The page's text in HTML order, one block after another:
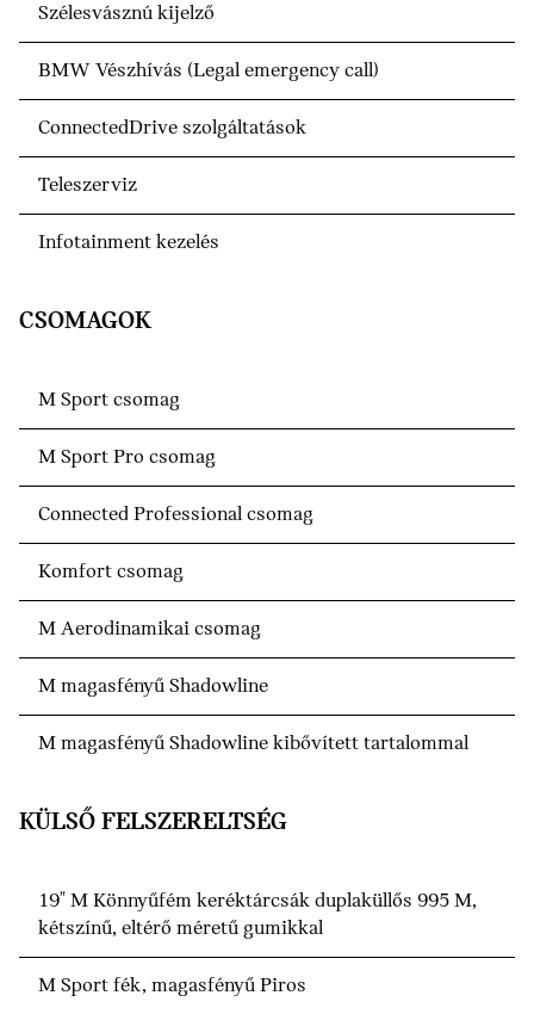
Szélesvásznú kijelző
BMW Vészhívás (Legal emergency call)
ConnectedDrive szolgáltatások
Teleszerviz
Infotainment kezelés
CSOMAGOK
M Sport csomag
M Sport Pro csomag
Connected Professional csomag
Komfort csomag
M Aerodinamikai csomag
M magasfényű Shadowline
M magasfényű Shadowline kibővített tartalommal
KÜLSŐ FELSZERELTSÉG
19" M Könnyűfém keréktárcsák duplaküllős 995 M,
kétszínű, eltérő méretű gumikkal
M Sport fék, magasfényű Piros